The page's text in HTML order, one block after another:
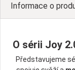
Informace o
O sérii Joy
Představujeme